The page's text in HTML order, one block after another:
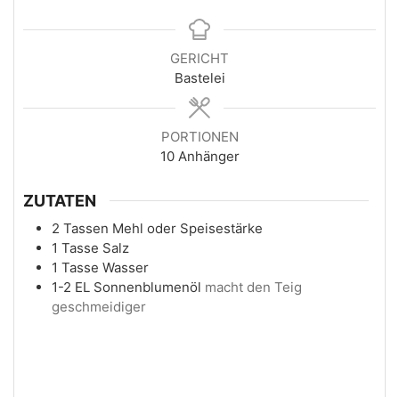
GERICHT
Bastelei
PORTIONEN
10 Anhänger
ZUTATEN
2 Tassen Mehl oder Speisestärke
1 Tasse Salz
1 Tasse Wasser
1-2 EL Sonnenblumenöl macht den Teig
geschmeidiger